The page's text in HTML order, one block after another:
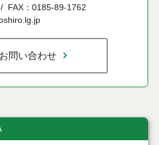
FAX：0185-89-1762
問い合わせ